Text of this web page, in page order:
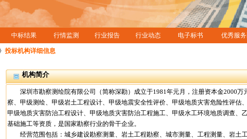
中标结果 行情监测 行业报告 行业动态 电子标书 优秀服
投标机构详细信息
机构简介
深圳市勘察测绘院有限公司（简称深勘）成立于1981年元月，注册资本金2000万
察、甲级测绘、甲级岩土工程设计、甲级地震安全性评价、甲级地质灾害危险性评估
甲级地质灾害防治工程设计、甲级地质灾害防治工程施工、甲级水工环境地质调查、
基础施工等资质，是国家勘察行业的骨干企业。
经营范围包括：城乡建设勘察测量、岩土工程勘察、城市测量、工程测量、岩土工